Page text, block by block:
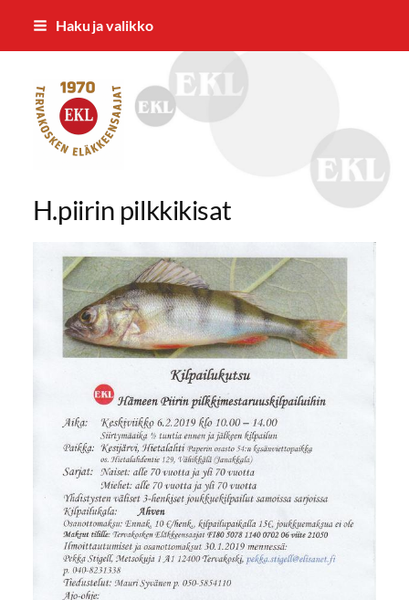
Siirry
Haku ja valikko
Tervakosken Eläkkeensaajat ry
H.piirin pilkkikisat